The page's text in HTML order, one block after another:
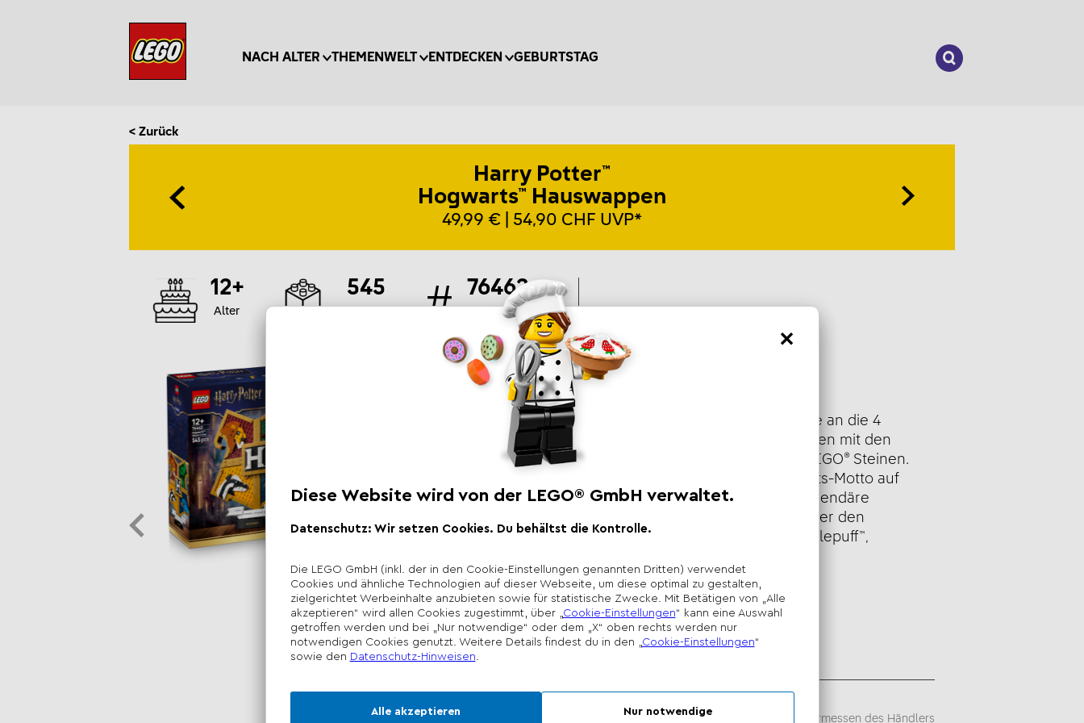
NACH ALTER THEMENWELT ENTDECKEN GEBURTSTAG
Suchen
< Zurück
Harry Potter™
Hogwarts™ Hauswappen
49,99 € | 54,90 CHF UVP*
12+
Alter
545 76462
Artikel
Erschaffe eine magische Hommage an die 4
Hogwarts™ Häuser! Baue das Wappen mit den
Wappentieren jedes Hauses aus LEGO® Steinen.
Stell das Wappen mit dem Hogwarts-Motto auf
dem Banner aus. Und entdecke legendäre
Objekte in den Geheimfächern hinter den
Wappentieren von Gryffindor™, Hufflepuff™,
Die Preisgestaltung liegt im alleinigen Ermessen des Händlers